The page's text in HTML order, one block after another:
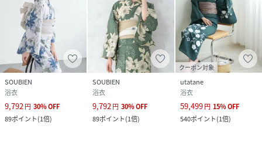
SOUBIEN
浴衣
9,792 円 30%OFF
89ポイント(1倍)
SOUBIEN
浴衣
9,792 円 30%OFF
89ポイント(1倍)
クーポン対象
utatane
浴衣
59,499円 15%OFF
540ポイント(1倍)